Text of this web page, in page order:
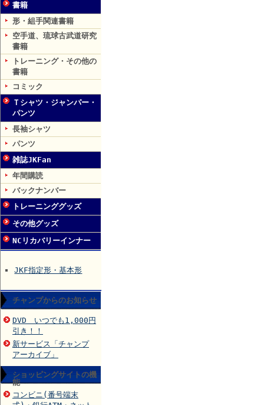
書籍
形・組手関連書籍
空手道、琉球古武道研究
書籍
トレーニング・その他の
書籍
コミック
Ｔシャツ・ジャンパー・
パンツ
長袖シャツ
パンツ
雑誌JKFan
年間購読
バックナンバー
トレーニンググッズ
その他グッズ
NCリカバリーインナー
JKF指定形・基本形
チャンプからのお知らせ
DVD いつでも1,000円
引き！！
新サービス「チャンプ
アーカイブ」
ショッピングサイトの機
能
コンビニ(番号端末